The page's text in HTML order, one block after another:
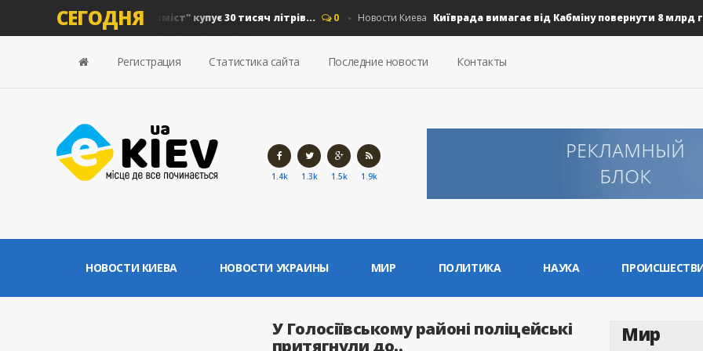
СЕГОДНЯ
дизель: "Київавтошляхміст" купує 30 тисяч літрів... 0 Новости Киева Київрада вимагає від Кабміну повернути 8 млрд грн
Регистрация Статистика сайта Последние новости Контакты
1.4k 1.3k 1.5k 1.9k
НОВОСТИ КИЕВА НОВОСТИ УКРАИНЫ МИР ПОЛИТИКА НАУКА
У Голосіївському районі поліцейські
притягнули до..
Мир